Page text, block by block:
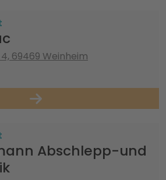
69469 Weinheim
Abschlepp-und